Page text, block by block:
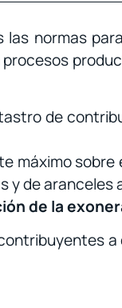
normas
de
máximo
y de aranceles
de la